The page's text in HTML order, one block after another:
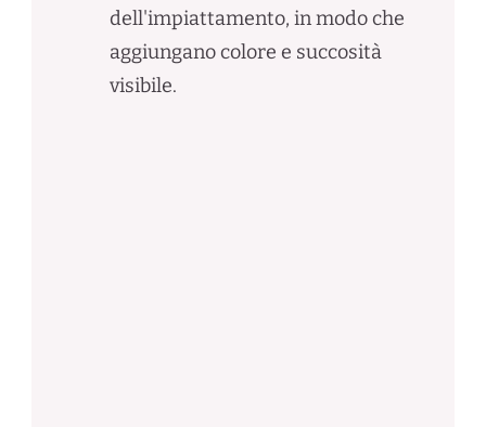
dell'impiattamento, in modo che
aggiungano colore e succosità
visibile.